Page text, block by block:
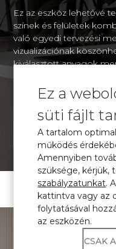
Ez az eszköz lehetővé
színek és felületek
való egyedi tervezési
vizualizációnak
kiválasztott anyagok
döntést hozzon annak
VIZUALIZÁCIÓ
\
Az
Ez a
süti fájlt
A tartalom
működés
Amennyiben
szüksége,
szabályzatunkat.
kattintva vagy az
folytatásával
az eszközén.
CSAK